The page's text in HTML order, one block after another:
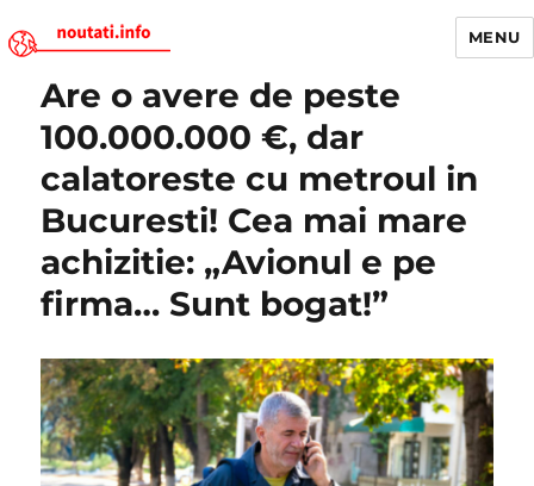
Noutati.Info
MENU
Are o avere de peste
100.000.000 €, dar
calatoreste cu metroul in
Bucuresti! Cea mai mare
achizitie: „Avionul e pe
firma… Sunt bogat!”